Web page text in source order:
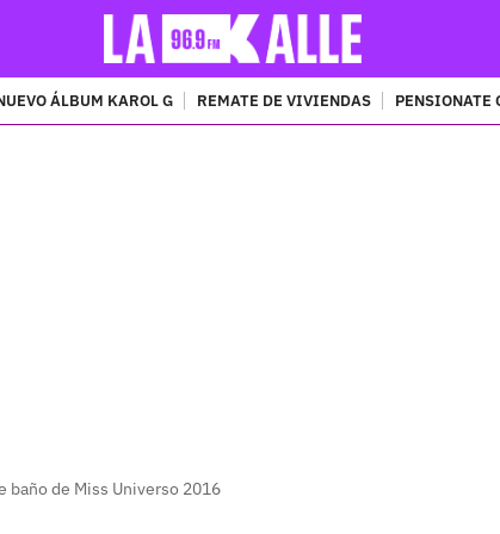
ÁLBUM KAROL G REMATE DE VIVIENDAS PENSIONATE
baño de Miss Universo 2016